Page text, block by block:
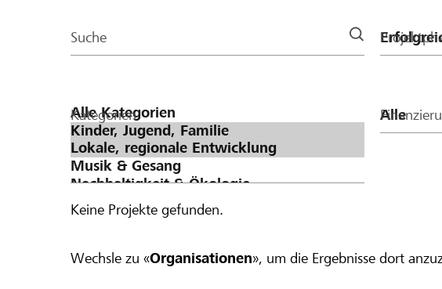
Suche
Kategorien
Keine Projekte gefunden.
Wechsle zu «Organisationen», um die Ergebnisse dort